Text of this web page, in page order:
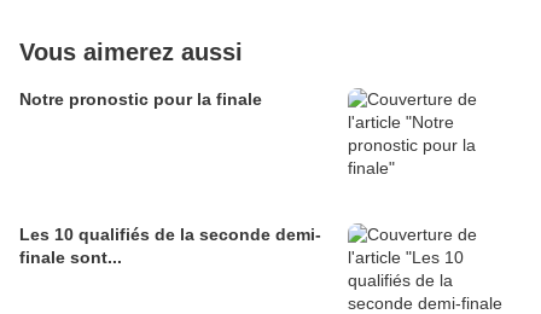
Vous aimerez aussi
Notre pronostic pour la finale
Les 10 qualifiés de la seconde demi-
finale sont...